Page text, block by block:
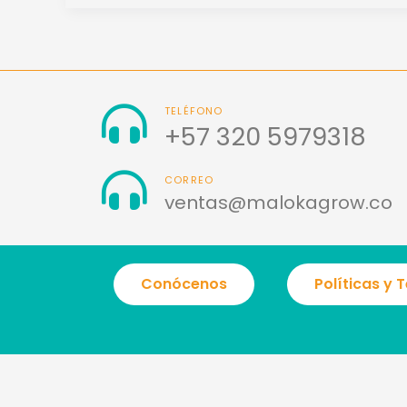
TELÉFONO
+57 320 5979318
CORREO
ventas@malokagrow.co
Conócenos Políticas y